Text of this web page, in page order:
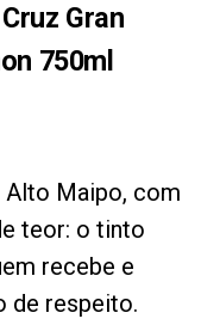
Gran
750ml
Alto Maipo, com
teor: o tinto
recebe e
de respeito.